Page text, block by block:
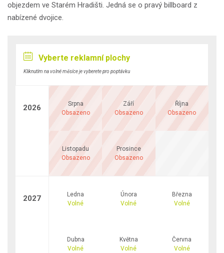
objezdem ve Starém Hradišti. Jedná se o pravý billboard z
nabízené dvojice.
Vyberte reklamní plochy
Kliknutím na volné měsíce je vyberete pro poptávku
2026
Srpna
Obsazeno
Září
Obsazeno
Října
Obsazeno
Listopadu
Obsazeno
Prosince
Obsazeno
2027
Ledna
Volné
Února
Volné
Března
Volné
Dubna
Volné
Května
Volné
Června
Volné